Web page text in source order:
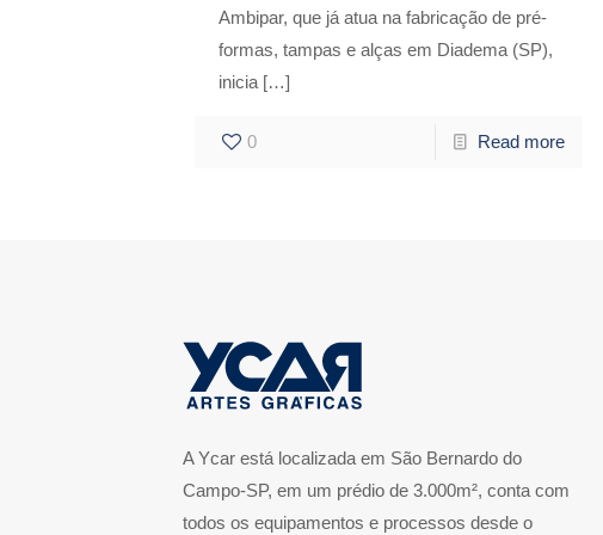
Ambipar, que já atua na fabricação de pré-
formas, tampas e alças em Diadema (SP),
inicia[…]
0 Read more
A Ycar está localizada em São Bernardo do
Campo-SP, em um prédio de 3.000m², conta com
todos os equipamentos e processos desde o